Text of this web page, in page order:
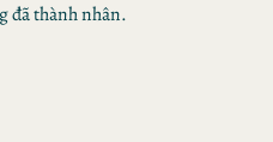
đã thành nhân.